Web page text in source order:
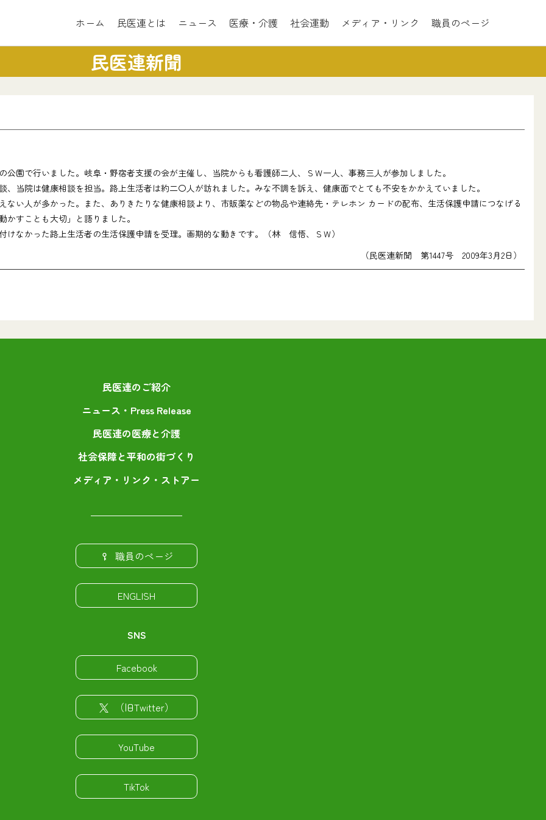
ホーム 民医連とは ニュース 医療・介護 社会運動 メディア・リンク 職員のページ
民医連新聞
園で行いました。岐阜・野宿者支援の会が主催し、当院からも看護師二人、ＳＷ一人、事務三人が参加しました。
当院は健康相談を担当。路上生活者は約二〇人が訪れました。みな不調を訴え、健康面でとても不安をかかえていました。
い人が多かった。また、ありきたりな健康相談より、市販薬などの物品や連絡先・テレホン カードの配布、生活保護申請につなげる
すことも大切」と語りました。
なかった路上生活者の生活保護申請を受理。画期的な動きです。（林 信悟、ＳＷ）
（民医連新聞 第1447号 2009年3月2日）
民医連のご紹介
ニュース・Press Release
民医連の医療と介護
社会保障と平和の街づくり
メディア・リンク・ストアー
職員のページ
ENGLISH
SNS
Facebook
（旧Twitter）
YouTube
TikTok